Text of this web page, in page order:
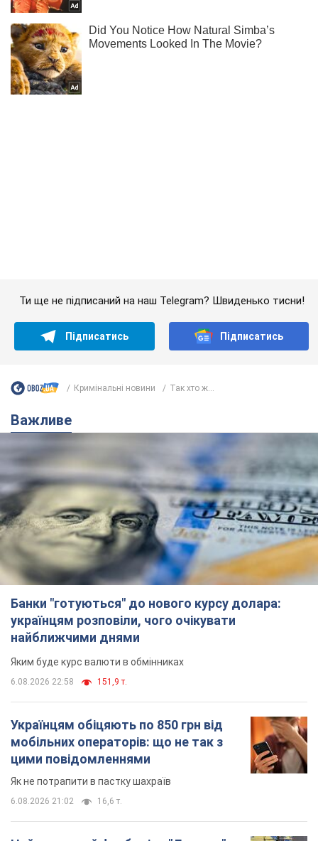
Банки "готуються" до нового курсу долара:
українцям розповіли, чого очікувати
найближчими днями
Яким буде курс валюти в обмінниках
6.08.2026 22:58
Українцям обіцяють по 850 грн від
мобільних операторів: що не так з
цими повідомленнями
Як не потрапити в пастку шахраїв
6.08.2026 21:02 16,6 т.
Найдорожчий футболіст "Динамо"
забив "Карабаху" вже на 10-й хвилині
6.08.2026 20:48